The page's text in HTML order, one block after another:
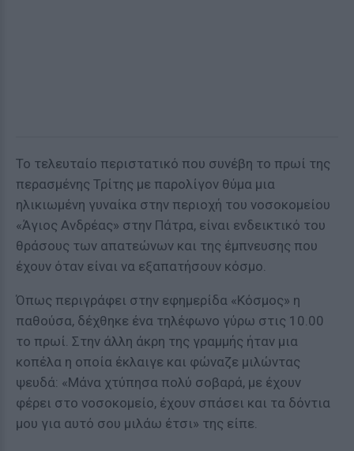
Το τελευταίο περιστατικό που συνέβη το πρωί της
περασμένης Τρίτης με παρολίγον θύμα μια
ηλικιωμένη γυναίκα στην περιοχή του νοσοκομείου
«Άγιος Ανδρέας» στην Πάτρα, είναι ενδεικτικό του
θράσους των απατεώνων και της έμπνευσης που
έχουν όταν είναι να εξαπατήσουν κόσμο.
Όπως περιγράφει στην εφημερίδα «Κόσμος» η
παθούσα, δέχθηκε ένα τηλέφωνο γύρω στις 10.00
το πρωί. Στην άλλη άκρη της γραμμής ήταν μια
κοπέλα η οποία έκλαιγε και φώναζε μιλώντας
ψευδά: «Μάνα χτύπησα πολύ σοβαρά, με έχουν
φέρει στο νοσοκομείο, έχουν σπάσει και τα δόντια
μου για αυτό σου μιλάω έτσι» της είπε.